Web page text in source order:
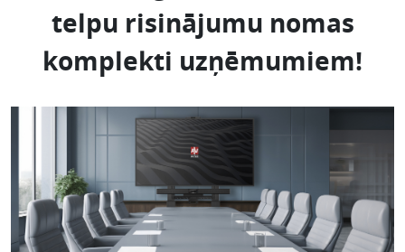
telpu risinājumu nomas
komplekti uzņēmumiem!